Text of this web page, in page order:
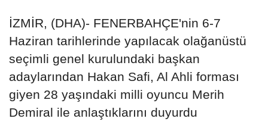
İZMİR, (DHA)- FENERBAHÇE'nin 6-7
Haziran tarihlerinde yapılacak olağanüstü
seçimli genel kurulundaki başkan
adaylarından Hakan Safi, Al Ahli forması
giyen 28 yaşındaki milli oyuncu Merih
Demiral ile anlaştıklarını duyurdu